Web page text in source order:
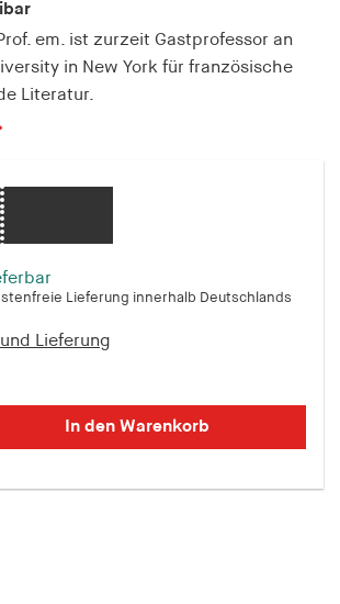
em. ist zurzeit Gastprofessor an
in New York für französische
Literatur.
Lieferung innerhalb Deutschlands
Lieferung
In den Warenkorb
edition.de